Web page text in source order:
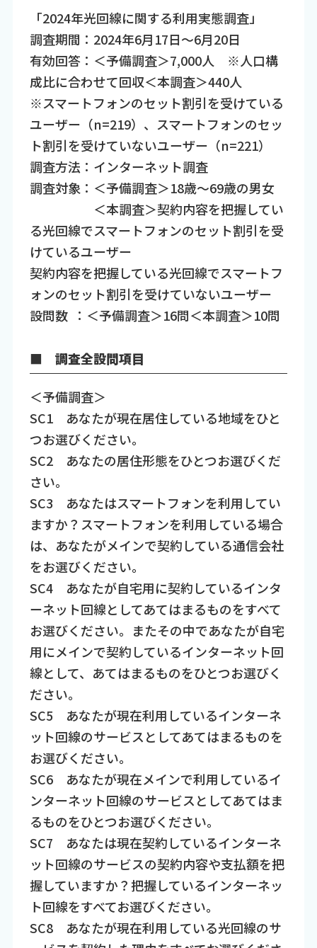
「2024年光回線に関する利用実態調査」
調査期間：2024年6月17日～6月20日
有効回答：＜予備調査＞7,000人 ※人口構
成比に合わせて回収＜本調査＞440人
※スマートフォンのセット割引を受けている
ユーザー（n=219）、スマートフォンのセッ
ト割引を受けていないユーザー（n=221）
調査方法：インターネット調査
調査対象：＜予備調査＞18歳～69歳の男女
＜本調査＞契約内容を把握してい
る光回線でスマートフォンのセット割引を受
けているユーザー
契約内容を把握している光回線でスマートフ
ォンのセット割引を受けていないユーザー
設問数 ：＜予備調査＞16問＜本調査＞10問
■ 調査全設問項目
＜予備調査＞
SC1 あなたが現在居住している地域をひと
つお選びください。
SC2 あなたの居住形態をひとつお選びくだ
さい。
SC3 あなたはスマートフォンを利用してい
ますか？スマートフォンを利用している場合
は、あなたがメインで契約している通信会社
をお選びください。
SC4 あなたが自宅用に契約しているインタ
ーネット回線としてあてはまるものをすべて
お選びください。またその中であなたが自宅
用にメインで契約しているインターネット回
線として、あてはまるものをひとつお選びく
ださい。
SC5 あなたが現在利用しているインターネ
ット回線のサービスとしてあてはまるものを
お選びください。
SC6 あなたが現在メインで利用しているイ
ンターネット回線のサービスとしてあてはま
るものをひとつお選びください。
SC7 あなたは現在契約しているインターネ
ット回線のサービスの契約内容や支払額を把
握していますか？把握しているインターネッ
ト回線をすべてお選びください。
SC8 あなたが現在利用している光回線のサ